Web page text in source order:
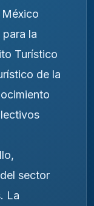
la
Turístico
de la
sector
La